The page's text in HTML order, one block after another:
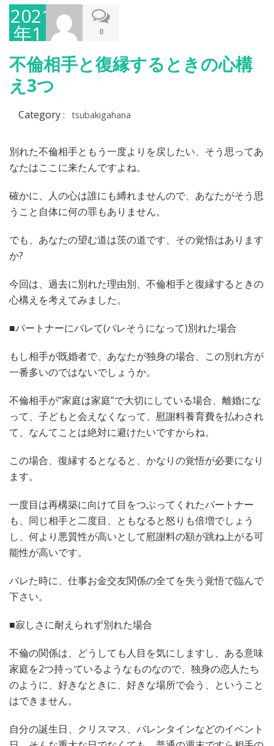
2021
年1
月
22
日
0
不倫相手と復縁するときの心構
え3つ
Category : tsubakigahana
別れた不倫相手ともう一度よりを戻したい、そう思ってあ
なたはここに来たんですよね。
確かに、人の心は誰にも縛れませんので、あなたがそう思
うこと自体に何の罪もありません。
でも、あなたの望む道は茨の道です、その覚悟はあります
か?
今回は、過去に別れた理由別、不倫相手と復縁するときの
心構えを考えてみました。
■パートナーにバレて(バレそうになって)別れた場合
もし相手が既婚者で、あなたが独身の場合、この別れ方が
一番多いのではないでしょうか。
不倫相手が”家庭は家庭”で大切にしている場合、離婚にな
って、子どもと会えなくなって、慰謝料養育費を払わされ
て、なんてことは絶対に避けたいですからね。
この場合、復縁するとなると、かなりの覚悟が必要になり
ます。
一度目は再構築に向けて目をつぶってくれたパートナー
も、同じ相手と二度目、ともなると怒りも倍増でしょう
し、何より悪質性が高いとして慰謝料の額が跳ね上がる可
能性が高いです。
バレた時に、仕事お金交友関係の全てを失う覚悟で臨んで
下さい。
■寂しさに耐えられず別れた場合
不倫の関係は、どうしても人目を気にしますし、ある意味
家庭を2つ持っているようなものなので、独身の恋人たち
のように、好きなときに、好きな場所で会う、ということ
はできません。
自分の誕生日、クリスマス、バレンタインなどのイベント